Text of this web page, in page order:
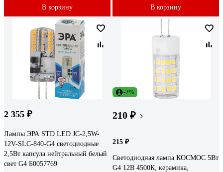
В корзину В корзину
2 355 ₽
Лампы ЭРА STD LED JC-2,5W-
12V-SLC-840-G4 светодиодные
2,5Вт капсула нейтральный белый
свет G4 Б0057769
-2%
210 ₽
215 ₽
Светодиодная лампа КОСМОС 5Вт
G4 12В 4500К, керамика,